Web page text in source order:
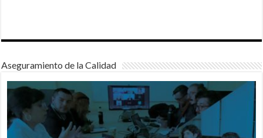
Aseguramiento de la Calidad